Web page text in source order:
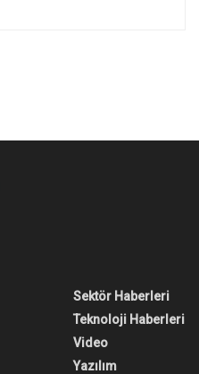
Sektör Haberleri
Teknoloji Haberleri
Video
Yazılım